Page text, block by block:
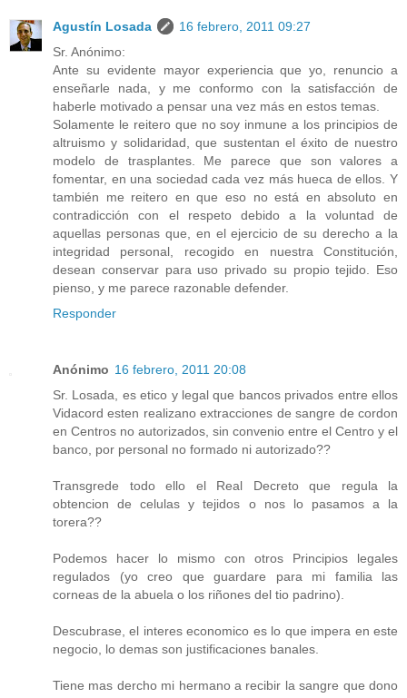
Agustín Losada
16 febrero, 2011 09:27
Sr. Anónimo:
Ante su evidente mayor experiencia que yo, renuncio a
enseñarle nada, y me conformo con la satisfacción de
haberle motivado a pensar una vez más en estos temas.
Solamente le reitero que no soy inmune a los principios de
altruismo y solidaridad, que sustentan el éxito de nuestro
modelo de trasplantes. Me parece que son valores a
fomentar, en una sociedad cada vez más hueca de ellos. Y
también me reitero en que eso no está en absoluto en
contradicción con el respeto debido a la voluntad de
aquellas personas que, en el ejercicio de su derecho a la
integridad personal, recogido en nuestra Constitución,
desean conservar para uso privado su propio tejido. Eso
pienso, y me parece razonable defender.
Responder
Anónimo 16 febrero, 2011 20:08
Sr. Losada, es etico y legal que bancos privados entre ellos
Vidacord esten realizano extracciones de sangre de cordon
en Centros no autorizados, sin convenio entre el Centro y el
banco, por personal no formado ni autorizado??
Transgrede todo ello el Real Decreto que regula la
obtencion de celulas y tejidos o nos lo pasamos a la
torera??
Podemos hacer lo mismo con otros Principios legales
regulados (yo creo que guardare para mi familia las
corneas de la abuela o los riñones del tio padrino).
Descubrase, el interes economico es lo que impera en este
negocio, lo demas son justificaciones banales.
Tiene mas dercho mi hermano a recibir la sangre que dono